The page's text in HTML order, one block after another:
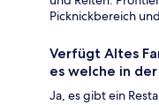
Picknickbereich
Verfügt Altes
es welche in
Ja, es gibt ein